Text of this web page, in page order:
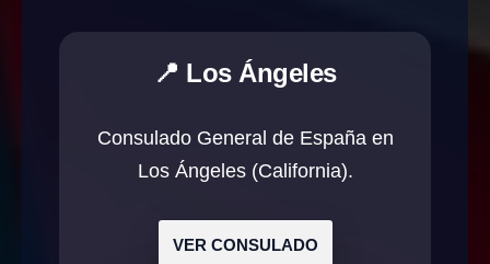
📍 Los Ángeles
Consulado General de España en
Los Ángeles (California).
VER CONSULADO